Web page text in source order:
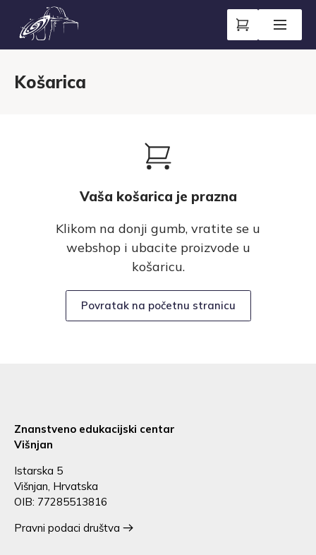
Košarica
Vaša košarica je prazna
Klikom na donji gumb, vratite se u
webshop i ubacite proizvode u
košaricu.
Povratak na početnu stranicu
Znanstveno edukacijski centar
Višnjan
Istarska 5
Višnjan, Hrvatska
OIB: 77285513816
Pravni podaci društva